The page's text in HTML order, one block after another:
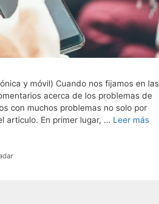
y móvil) Cuando nos fijamos en las
acerca de los problemas de
con muchos problemas no solo por
articulo. En primer lugar, … Leer más